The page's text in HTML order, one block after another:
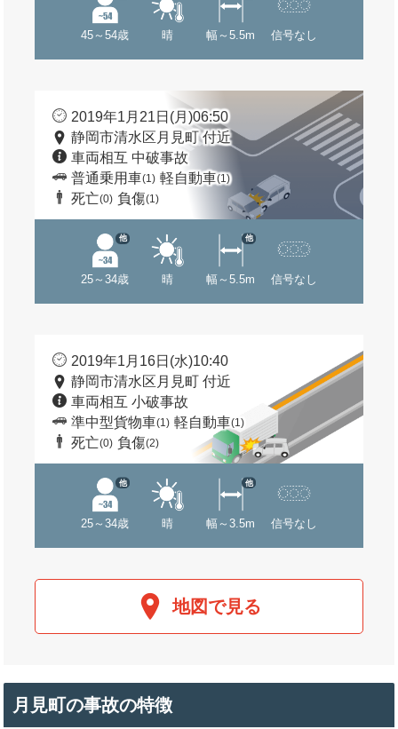
45～54歳 晴 幅～5.5m 信号なし
2019年1月21日(月)06:50
静岡市清水区月見町 付近
車両相互 中破事故
普通乗用車(1) 軽自動車(1)
死亡(0) 負傷(1)
25～34歳
他
晴 幅～5.5m
他
信号なし
2019年1月16日(水)10:40
静岡市清水区月見町 付近
車両相互 小破事故
準中型貨物車(1) 軽自動車(1)
死亡(0) 負傷(2)
25～34歳
他
晴 幅～3.5m
他
信号なし
地図で見る
月見町の事故の特徴